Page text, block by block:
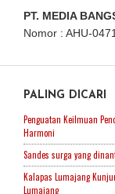
PT. MEDIA
Nomor : AHU-
PALING DICARI
Penguatan Keilmuan
Harmoni
Sandes surga yang
Kalapas Lumajang
Lumajang